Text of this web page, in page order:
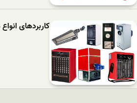
کاربردهای